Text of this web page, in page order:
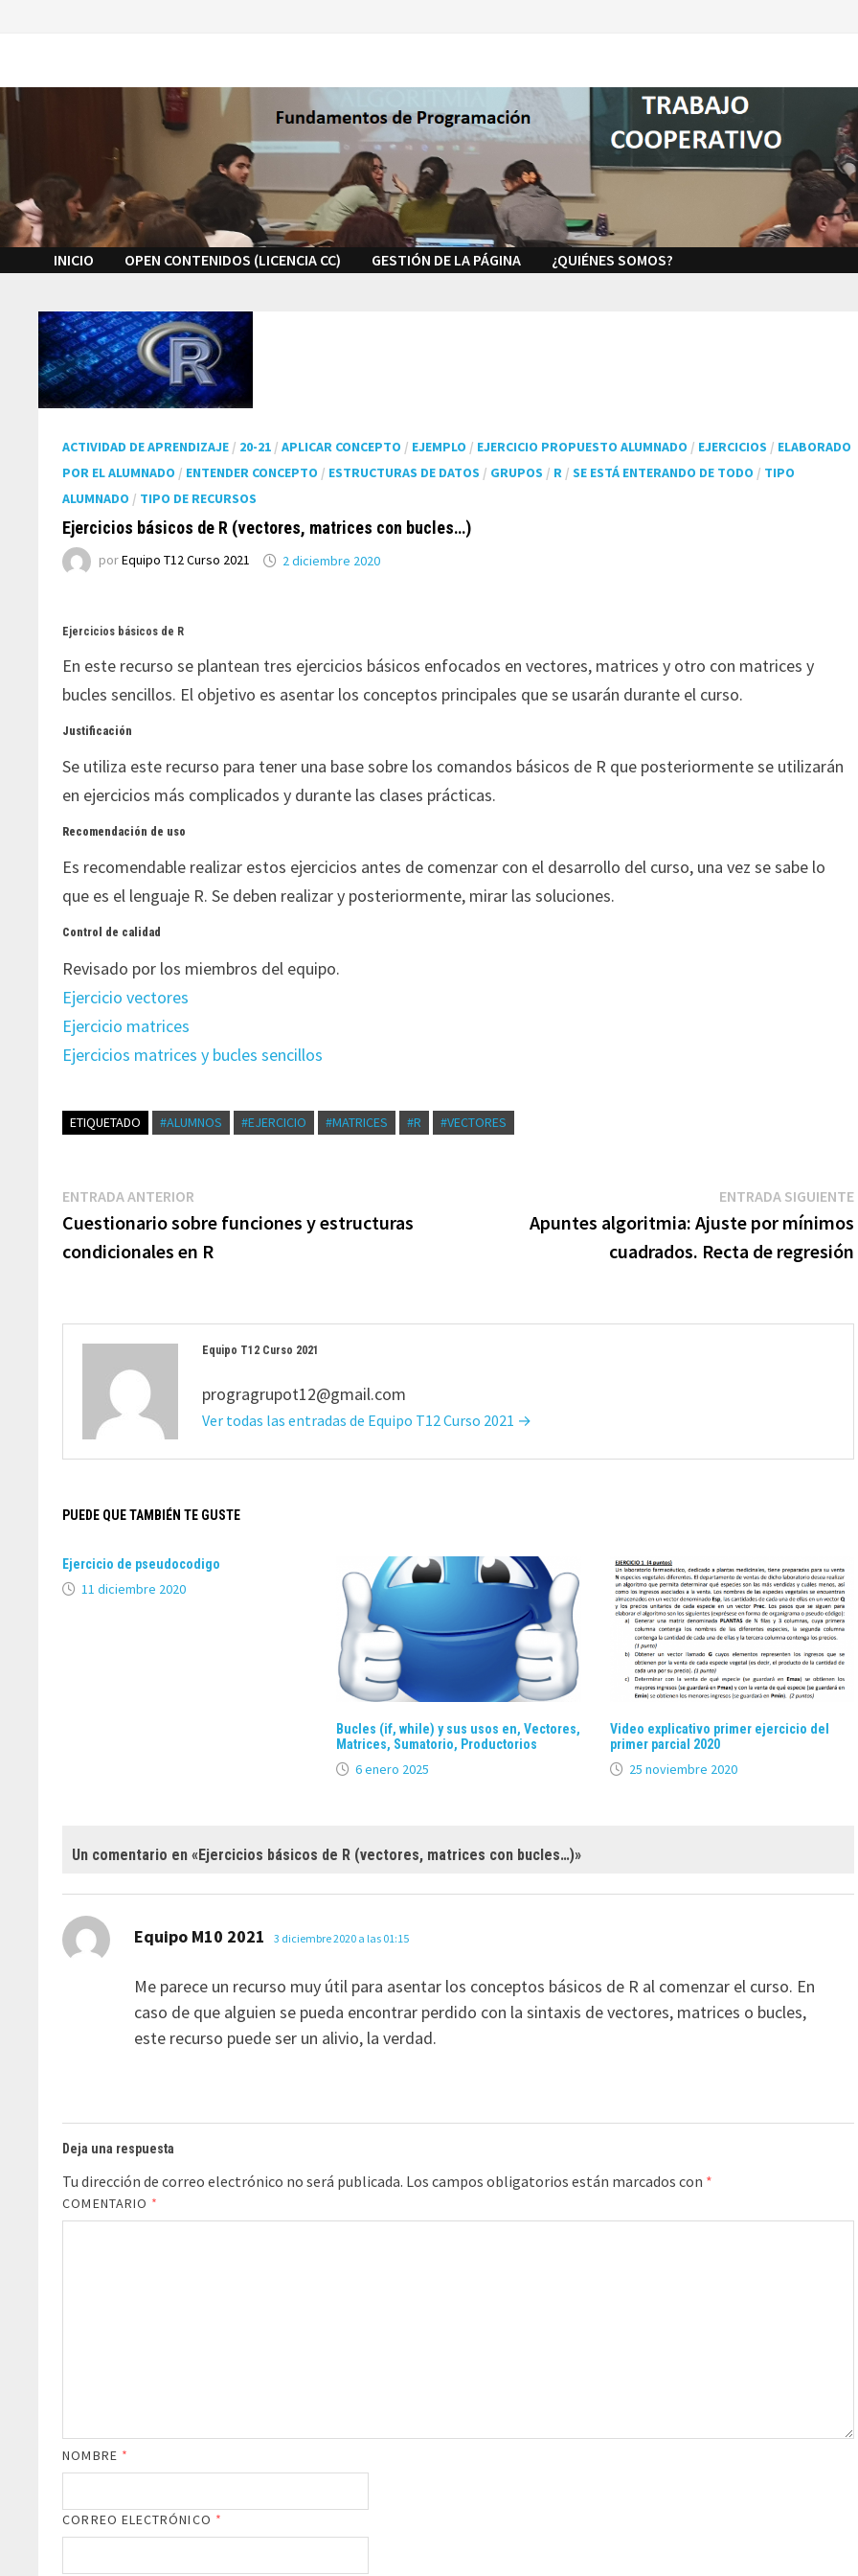
INICIO OPEN CONTENIDOS (LICENCIA CC) GESTIÓN DE LA PÁGINA ¿QUIÉNES SOMOS?
ACTIVIDAD DE APRENDIZAJE / 20-21 /APLICAR CONCEPTO / EJEMPLO / EJERCICIO PROPUESTO ALUMNADO / EJERCICIOS / ELABORADO
POR EL ALUMNADO / ENTENDER CONCEPTO / ESTRUCTURAS DE DATOS / GRUPOS / R /SE ESTÁ ENTERANDO DE TODO / TIPO
ALUMNADO / TIPO DE RECURSOS
Ejercicios básicos de R (vectores, matrices con bucles…)
porEquipo T12 Curso 2021 2 diciembre 2020
Ejercicios básicos de R
En este recurso se plantean tres ejercicios básicos enfocados en vectores, matrices y otro con matrices y
bucles sencillos. El objetivo es asentar los conceptos principales que se usarán durante el curso.
Justificación
Se utiliza este recurso para tener una base sobre los comandos básicos de R que posteriormente se utilizarán
en ejercicios más complicados y durante las clases prácticas.
Recomendación de uso
Es recomendable realizar estos ejercicios antes de comenzar con el desarrollo del curso, una vez se sabe lo
que es el lenguaje R. Se deben realizar y posteriormente, mirar las soluciones.
Control de calidad
Revisado por los miembros del equipo.
Ejercicio vectores
Ejercicio matrices
Ejercicios matrices y bucles sencillos
ETIQUETADO #ALUMNOS #EJERCICIO #MATRICES #R #VECTORES
Navegación
entradas
ENTRADA ANTERIOR
anterior:
Cuestionario sobre funciones y estructuras
condicionales en R
ENTRADA SIGUIENTE
Apuntes algoritmia: Ajuste por mínimos
cuadrados. Recta de regresión
Equipo T12 Curso 2021
progragrupot12@gmail.com
Ver todas las entradas de Equipo T12 Curso 2021 →
PUEDE QUE TAMBIÉN TE GUSTE
Ejercicio de pseudocodigo
11 diciembre 2020
Bucles (if, while) y sus usos en, Vectores,
Matrices, Sumatorio, Productorios
6 enero 2025
Video explicativo primer ejercicio del
primer parcial 2020
25 noviembre 2020
Un comentario en «Ejercicios básicos de R (vectores, matrices con bucles…)»
Equipo M10 2021 dice:
3 diciembre 2020 a las 01:15
Me parece un recurso muy útil para asentar los conceptos básicos de R al comenzar el curso. En
caso de que alguien se pueda encontrar perdido con la sintaxis de vectores, matrices o bucles,
este recurso puede ser un alivio, la verdad.
Deja una respuesta
Tu dirección de correo electrónico no será publicada. Los campos obligatorios están marcados con *
COMENTARIO *
NOMBRE *
CORREO ELECTRÓNICO *